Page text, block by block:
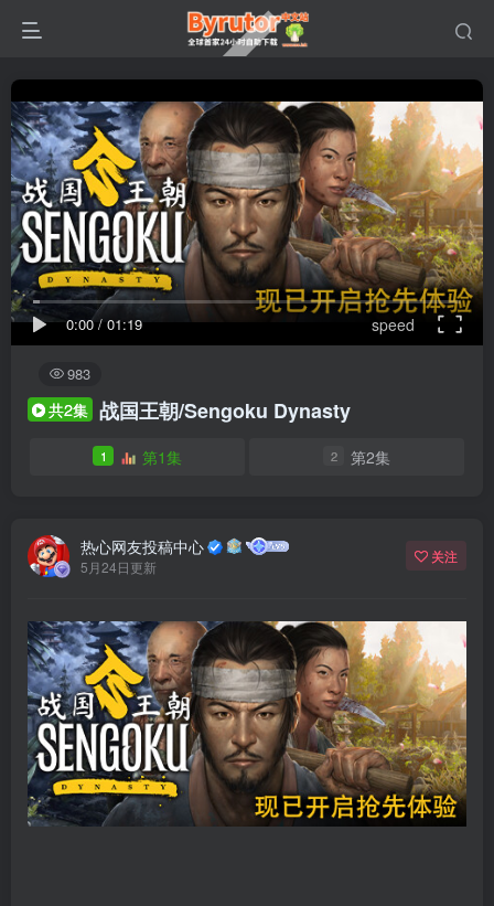
0:00/01:19 speed
983
共2集 战国王朝/Sengoku Dynasty
1 第1集 2 第2集
热心网友投稿中心
5月24日更新
关注